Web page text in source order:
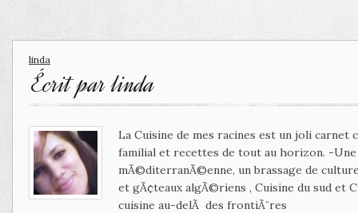
linda
Écrit parlinda
La Cuisine de mes racines est un joli
familial et recettes de tout au horizon. -
mÃ©diterranÃ©enne, un brassage de
et gÃ¢teaux algÃ©riens , Cuisine du sud et
cuisine au-delÃ des frontiÃ¨res